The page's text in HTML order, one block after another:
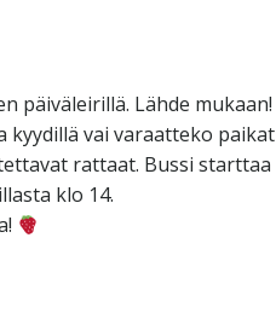
päiväleirillä. Lähde mukaan!
kyydillä vai varaatteko paikat
rattaat. Bussi starttaa
klo 14.